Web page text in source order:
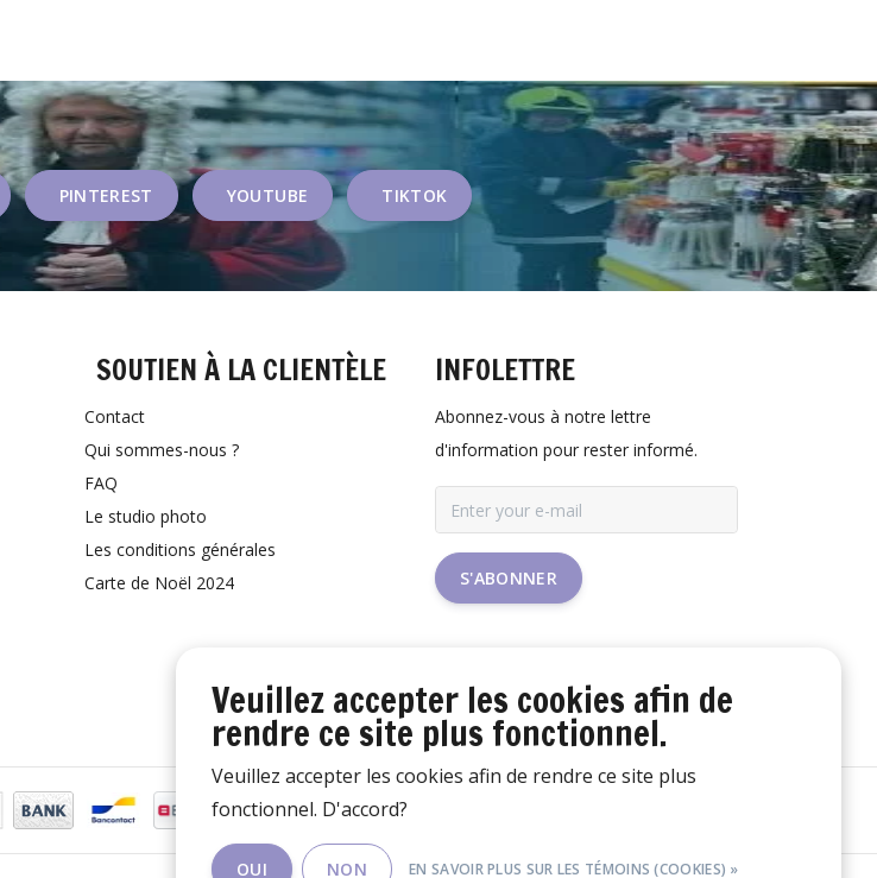
PINTEREST YOUTUBE TIKTOK
SOUTIEN À LA CLIENTÈLE
Contact
Qui sommes-nous ?
FAQ
Le studio photo
Les conditions générales
Carte de Noël 2024
INFOLETTRE
Abonnez-vous à notre lettre
d'information pour rester informé.
S'ABONNER
Veuillez accepter les cookies afin de
rendre ce site plus fonctionnel.
Veuillez accepter les cookies afin de rendre ce site plus
fonctionnel. D'accord?
OUI NON EN SAVOIR PLUS SUR LES TÉMOINS (COOKIES) »